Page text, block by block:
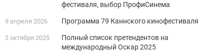
фестиваля, выбор ПрофиСинема
9 апреля 2026 Программа 79 Каннского кинофестиваля
2 октября 2025
Полный список претендентов на
международный Оскар 2025